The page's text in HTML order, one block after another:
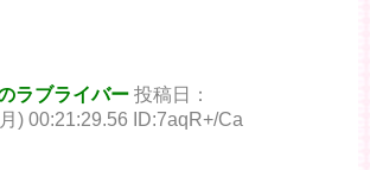
ラブライバー 投稿日：
) 00:21:29.56 ID:7aqR+/Ca